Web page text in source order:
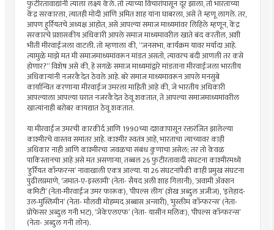
फुटीरतावाद्यांनी त्याला लक्ष्य केले. तो त्याच्या विचारांपासून दूर झाला, तो भारताच्या
केंद्र सरकारला, त्यातही मोदी आणि अमित शाह यांना घाबरला, असे ते म्हणू लागले. तर,
आपण हुर्रियतचे अध्यक्ष आहोत, असे आपल्या समाज माध्यमांवर लिहिले म्हणून, केंद्र
सरकारचे प्रशासकीय अधिकारी आपले समाज माध्यमावरील खाते बंद करतील, अशी
भीती मीरवाईजला वाटली. तो म्हणाला की, “जनसभा, कार्यक्रम यावर मर्यादा आहे.
त्यामुळे माझे मत मी समाजमाध्यमांवरून मांडत असतो, त्यावरच बंदी आणली तर कसे
होणार?” विशेष असे की, हे सगळे समाज माध्यमांद्वारे मांडताना मीरवाईजला भारतीय
अधिकार्‍यांनी नजरकैदेत ठेवले आहे. बरे समाज माध्यमावरून आपले मनसुबे
कार्यान्वित करणार्‍या मीरवाईज उमरला माहिती आहे की, जे भारतीय अधिकारी
आपल्याला आपल्या घरात नजरकैदेत ठेवू शकतात, ते आपल्या समाजमाध्यमांवरील
खात्यांनाही बरोबर कायद्यात ठेवू शकतात.
या मीरवाईज उमरची कारकीर्द आणि 1990च्या दशकापासून रक्तरंजित झालेल्या
काश्मीरचे वास्तव समांतर आहे. काश्मीर स्वतंत्र आहे, भारताचा त्याच्यावर काही
अधिकार नाही आणि काश्मीरचा जवळचा संबंध कुणाचा असेल; तर तो केवळ
पाकिस्तानचा आहे असे मत असणार्‍या, तब्बल 26 फुटीरतावादी संघटना काश्मीरमध्ये
‘हुर्रियत कॉन्फरन्स’ नावाखाली एकत्र आल्या. या 26 संघटनांपैकी काही प्रमुख संघटना
पुढीलप्रमाणे, ‘जमात-ए-इस्लामी’ (नेता- सैयद अली शाह गिलानी), ‘अवामी अ‍ॅक्शन
कमिटी’ (नेता-मीरवाईज उमर फारूक), ‘पीपल्स लीग’ (शेख अब्दुल अजीज), ‘इत्तेहाद-
उल-मुस्लिमीन’ (नेता- मौलवी मोहम्मद अब्बास अन्सारी), ‘मुस्लीम कॉन्फरन्स’ (नेता-
प्रोफेसर अब्दुल गनी भट), ‘जेकेएलएफ’ (नेता- यासीन मलिक), ‘पीपल्स कॉन्फरन्स’
(नेता- अब्दुल गनी लोन).